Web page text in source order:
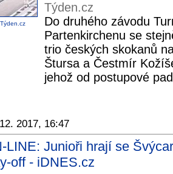
Týden.cz
Týden.cz
Do druhého závodu
Partenkirchenu se
trio českých skokanů
Štursa a Čestmír
jehož od postupové
2017, 16:47
LINE: Junioři hrají se
off - iDNES.cz